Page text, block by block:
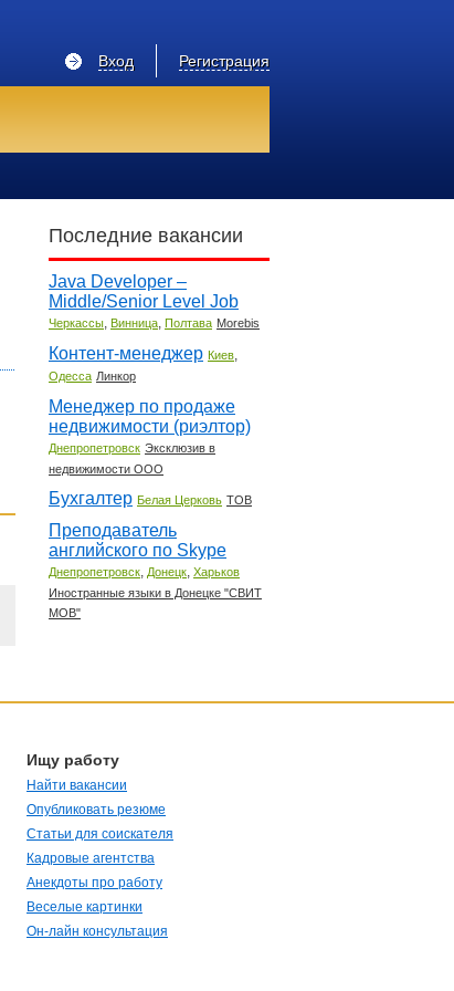
Регистрация
Вход
Последние вакансии
Java Developer –
Middle/Senior Level Job
Черкассы, Винница, Полтава Morebis
Контент-менеджер Киев,
Одесса Линкор
Менеджер по продаже
недвижимости (риэлтор)
Днепропетровск Эксклюзив в
недвижимости ООО
Бухгалтер Белая Церковь ТОВ
Преподаватель
английского по Skype
Днепропетровск, Донецк, Харьков
Иностранные языки в Донецке "СВИТ
МОВ"
Ищу работу
Найти вакансии
Опубликовать резюме
Статьи для соискателя
Кадровые агентства
Анекдоты про работу
Веселые картинки
Он-лайн консультация